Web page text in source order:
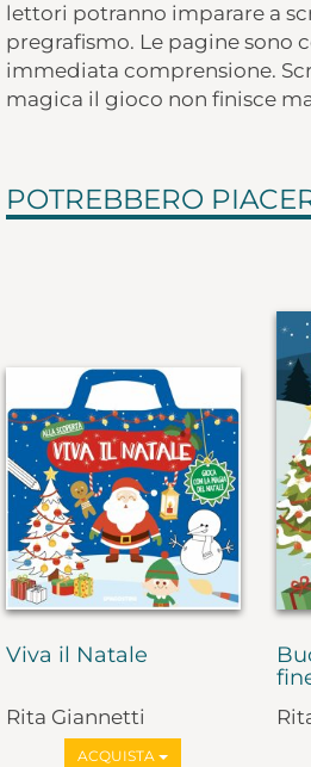
lettori potranno imparare a
pregrafismo. Le pagine sono
immediata comprensione.
magica il gioco non finisce
POTREBBERO
Viva il Natale
Rita Giannetti
ACQUISTA